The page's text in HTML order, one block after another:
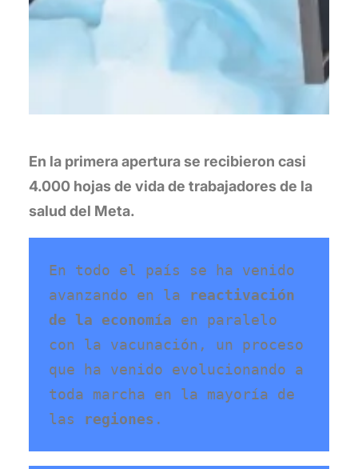
En la primera apertura se recibieron casi
4.000 hojas de vida de trabajadores de la
salud del Meta.
En todo el país se ha venido
avanzando en la reactivación
de la economía en paralelo
con la vacunación, un proceso
que ha venido evolucionando a
toda marcha en la mayoría de
las regiones .